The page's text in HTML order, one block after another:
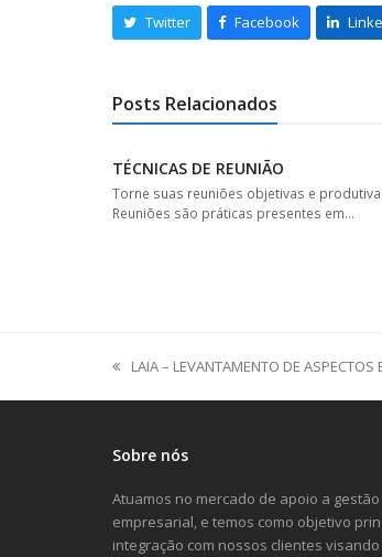
Twitter Facebook
Posts Relacionados
TÉCNICAS DE REUNIÃO
Torne suas reuniões objetivas e
Reuniões são práticas presentes em…
previous
post:
LAIA – LEVANTAMENTO DE ASPECTOS
Sobre nós
Atuamos no mercado de apoio a gestão
empresarial, e temos como objetivo
integração com nossos clientes